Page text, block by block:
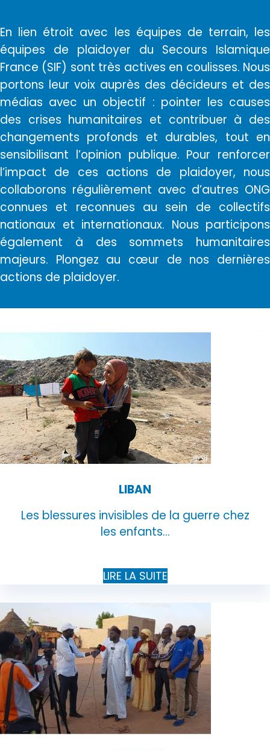
En lien étroit avec les équipes de terrain, les
équipes de plaidoyer du Secours Islamique
France (SIF) sont très actives en coulisses. Nous
portons leur voix auprès des décideurs et des
médias avec un objectif : pointer les causes
des crises humanitaires et contribuer à des
changements profonds et durables, tout en
sensibilisant l’opinion publique. Pour renforcer
l’impact de ces actions de plaidoyer, nous
collaborons régulièrement avec d’autres ONG
connues et reconnues au sein de collectifs
nationaux et internationaux. Nous participons
également à des sommets humanitaires
majeurs. Plongez au cœur de nos dernières
actions de plaidoyer.
LIBAN
Les blessures invisibles de la guerre chez
les enfants...
LIRE LA SUITE